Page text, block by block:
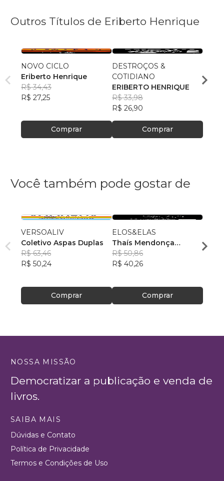
Outros Títulos de Eriberto Henrique
NOVO CICLO
Eriberto Henrique
R$ 34,43
R$ 27,25
Comprar
DESTROÇOS &
COTIDIANO
ERIBERTO HENRIQUE
R$ 33,98
R$ 26,90
Comprar
Você também pode gostar de
VERSOALIV
Coletivo Aspas Duplas
R$ 63,46
R$ 50,24
Comprar
ELOS&ELAS
Thaís Mendonça
Resende
R$ 50,86
R$ 40,26
Comprar
R$
NOSSA MISSÃO
Democratizar a publicação e venda de
livros.
SAIBA MAIS
Dúvidas e Contato
Política de Privacidade
Termos e Condições de Uso